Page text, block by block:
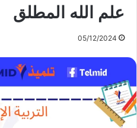
علم الله المطلق
05/12/2024